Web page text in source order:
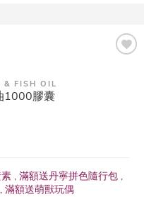
& FISH OIL
1000膠囊
, 滿額送丹寧拼色隨行包 ,
滿額送萌獸玩偶